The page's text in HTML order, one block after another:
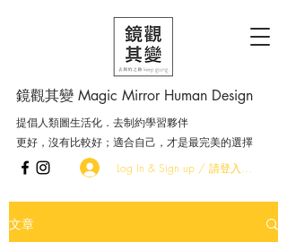
鏡觀其變 Magic Mirror Human Design
提倡人類圖生活化．去制約學習夥伴
更好，沒有比較好；適合自己，才是最完美的選擇
Log In & Sign up / 請登入．加入會員
文章